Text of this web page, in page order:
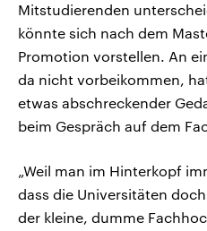
Mitstudierenden
könnte sich nach dem
Promotion vorstellen. An
da nicht vorbeikommen,
etwas abschreckender
beim Gespräch auf dem
„Weil man im Hinterkopf
dass die Universitäten
der kleine, dumme